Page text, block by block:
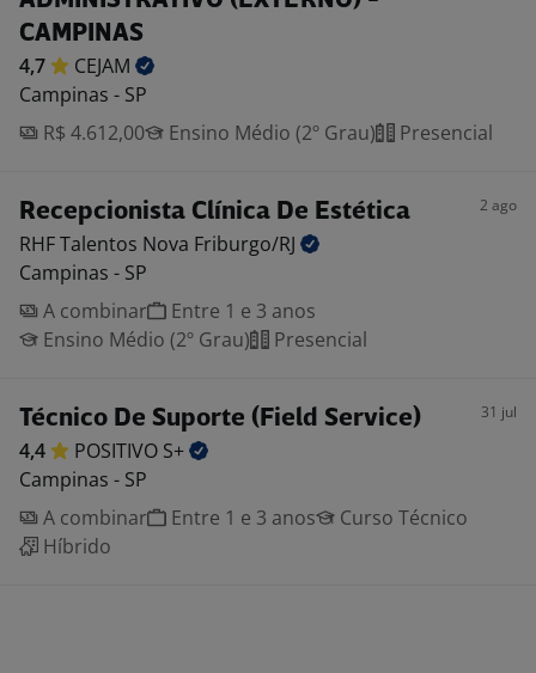
CAMPINAS
4,7
CEJAM
Campinas - SP
R$ 4.612,00
Ensino Médio (2º Grau) Presencial
Recepcionista Clínica De Estética 2 ago
RHF Talentos Nova Friburgo/RJ
Campinas - SP
A combinar
Entre 1 e 3 anos
Ensino Médio (2º Grau)
Presencial
Técnico De Suporte (Field Service) 31 jul
4,4 POSITIVO S+
Campinas - SP
A combinar
Entre 1 e 3 anos
Curso Técnico
Híbrido